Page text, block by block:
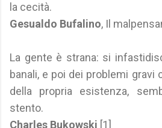
la cecità.
Gesualdo Bufalino, Il
La gente è strana: si
banali, e poi dei problemi
della propria esistenza,
stento.
Charles Bukowski [1]